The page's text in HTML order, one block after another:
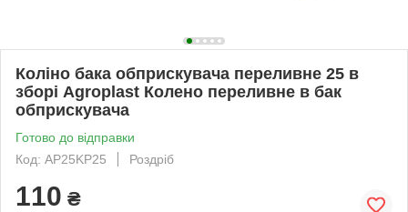
Коліно бака обприскувача переливне 25 в
зборі Agroplast Колено переливне в бак
обприскувача
Готово до відправки
Код: AP25KP25
Роздріб
110 ₴